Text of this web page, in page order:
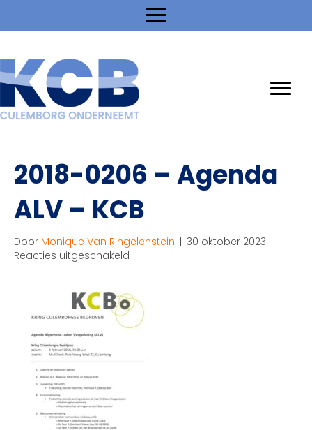
2018-0206 – Agenda
ALV – KCB
Door Monique Van Ringelenstein | 30 oktober 2023 |
Reacties uitgeschakeld
–
Agenda
ALV